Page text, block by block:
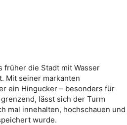
früher die Stadt mit Wasser
Mit seiner markanten
ein Hingucker – besonders für
lässt sich der Turm
mal innehalten, hochschauen und
wurde.